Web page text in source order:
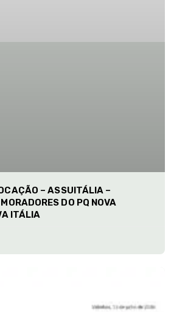
– ASSUITÁLIA –
DO PQ NOVA
ITÁLIA